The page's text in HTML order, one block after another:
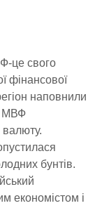
це свого
фінансової
наповнили
МВФ
валюту.
бунтів.
економістом і